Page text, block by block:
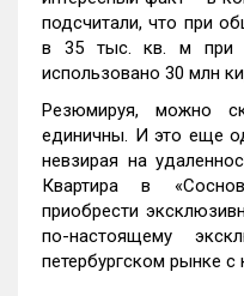
подсчитали, что при
в 35 тыс. кв. м при
использовано 30 млн
Резюмируя, можно
единичны. И это еще
невзирая на
Квартира в
приобрести
по-настоящему
петербургском рынке